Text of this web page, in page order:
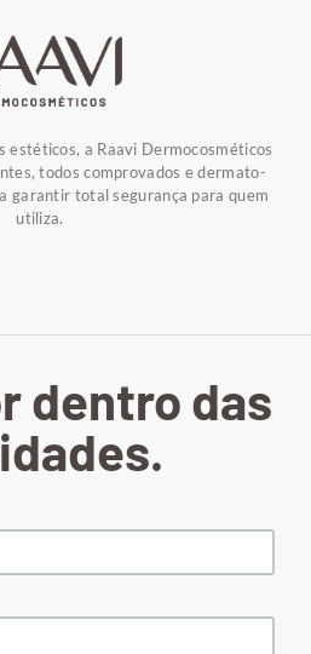
estéticos, a Raavi Dermocosméticos
todos comprovados e dermato-
garantir total segurança para quem
utiliza.
dentro das